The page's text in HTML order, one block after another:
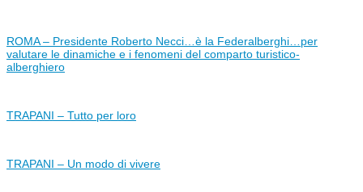
ROMA – Presidente Roberto Necci…è la Federalberghi…per
valutare le dinamiche e i fenomeni del comparto turistico-
alberghiero
TRAPANI – Tutto per loro
TRAPANI – Un modo di vivere